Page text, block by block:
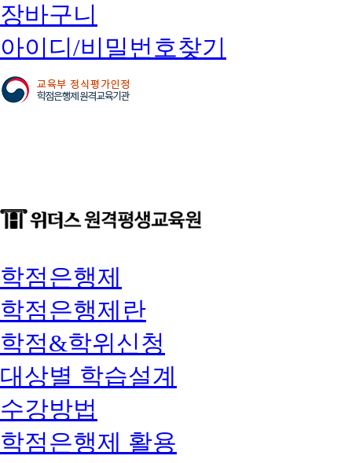
장바구니
아이디/비밀번호찾기
학점은행제
학점은행제란
학점&학위신청
대상별 학습설계
수강방법
학점은행제 활용